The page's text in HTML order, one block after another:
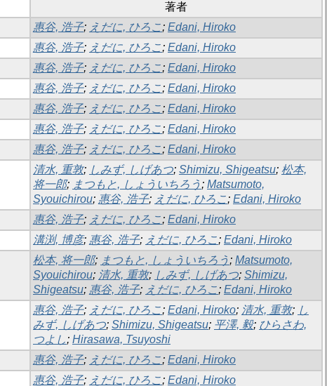
著者
惠谷, 浩子; えだに, ひろこ; Edani, Hiroko
惠谷, 浩子; えだに, ひろこ; Edani, Hiroko
惠谷, 浩子; えだに, ひろこ; Edani, Hiroko
惠谷, 浩子; えだに, ひろこ; Edani, Hiroko
惠谷, 浩子; えだに, ひろこ; Edani, Hiroko
惠谷, 浩子; えだに, ひろこ; Edani, Hiroko
惠谷, 浩子; えだに, ひろこ; Edani, Hiroko
清水, 重敦; しみず, しげあつ; Shimizu, Shigeatsu; 松本,
将一郎; まつもと, しょういちろう ; Matsumoto,
Syouichirou; 惠谷, 浩子; えだに, ひろこ; Edani, Hiroko
惠谷, 浩子; えだに, ひろこ; Edani, Hiroko
溝渕, 博彦; 惠谷, 浩子; えだに, ひろこ; Edani, Hiroko
松本, 将一郎; まつもと, しょういちろう ; Matsumoto,
Syouichirou; 清水, 重敦; しみず, しげあつ; Shimizu,
Shigeatsu; 惠谷, 浩子; えだに, ひろこ; Edani, Hiroko
惠谷, 浩子; えだに, ひろこ; Edani, Hiroko; 清水, 重敦; し
みず, しげあつ; Shimizu, Shigeatsu; 平澤, 毅; ひらさわ,
つよし; Hirasawa, Tsuyoshi
惠谷, 浩子; えだに, ひろこ; Edani, Hiroko
惠谷, 浩子; えだに, ひろこ; Edani, Hiroko